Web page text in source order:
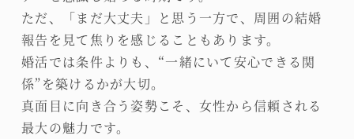
ただ、「まだ大丈夫」と思う一方で、周囲の結婚
報告を見て焦りを感じることもあります。
婚活では条件よりも、“一緒にいて安心できる関
係”を築けるかが大切。
真面目に向き合う姿勢こそ、女性から信頼される
最大の魅力です。